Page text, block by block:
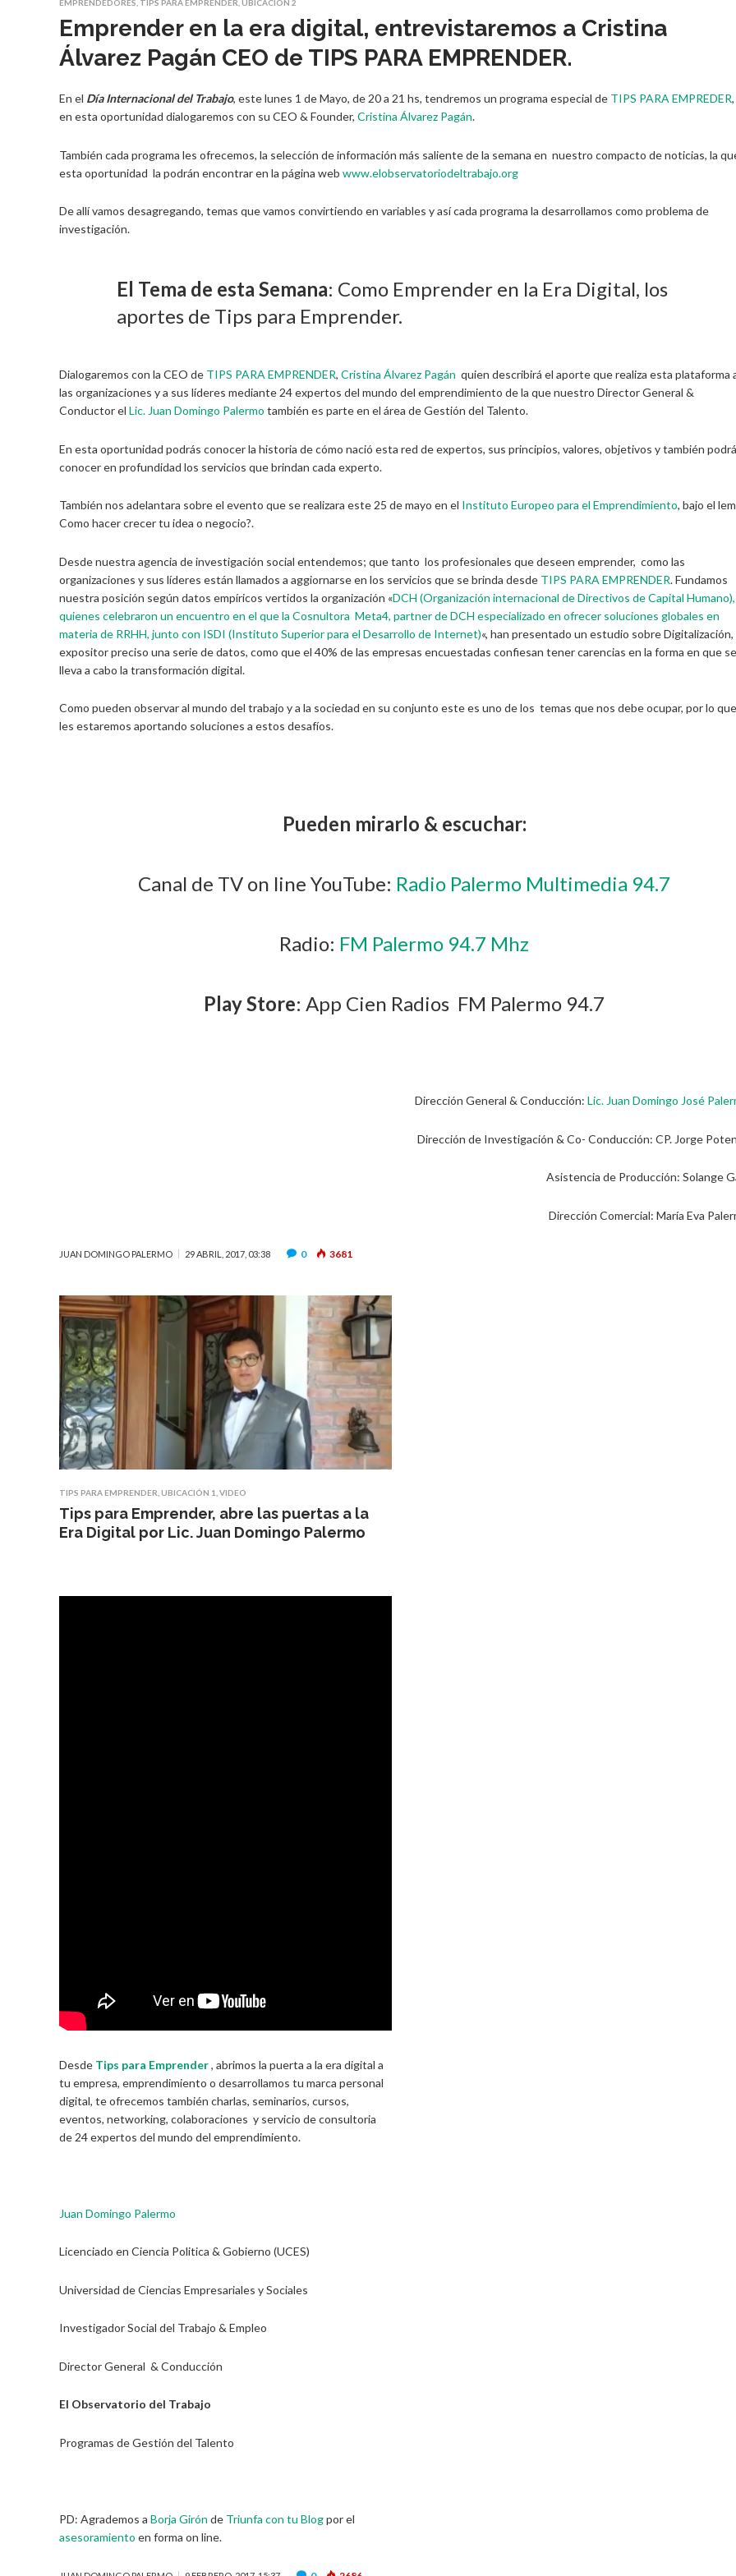
EMPRENDEDORES TIPS PARA EMPRENDER UBICACIÓN 2
Emprender en la era digital, entrevistaremos a Cristina
Álvarez Pagán CEO de TIPS PARA EMPRENDER.
En el Día Internacional del Trabajo, este lunes 1 de Mayo, de 20 a 21 hs, tendremos un programa especial de TIPS PARA EMPREDER,
en esta oportunidad dialogaremos con su CEO & Founder, Cristina Álvarez Pagán.
También cada programa les ofrecemos, la selección de información más saliente de la semana en nuestro compacto de noticias, la
esta oportunidad la podrán encontrar en la página web www.elobservatoriodeltrabajo.org
De allí vamos desagregando, temas que vamos convirtiendo en variables y así cada programa la desarrollamos como problema de
investigación.
El Tema de esta Semana: Como Emprender en la Era Digital, los
aportes de Tips para Emprender.
Dialogaremos con la CEO de TIPS PARA EMPRENDER, Cristina Álvarez Pagán quien describirá el aporte que realiza esta plataforma
las organizaciones y a sus líderes mediante 24 expertos del mundo del emprendimiento de la que nuestro Director General &
Conductor el Lic. Juan Domingo Palermo también es parte en el área de Gestión del Talento.
En esta oportunidad podrás conocer la historia de cómo nació esta red de expertos, sus principios, valores, objetivos y también
conocer en profundidad los servicios que brindan cada experto.
También nos adelantara sobre el evento que se realizara este 25 de mayo en el Instituto Europeo para el Emprendimiento, bajo el
Como hacer crecer tu idea o negocio?.
Desde nuestra agencia de investigación social entendemos; que tanto los profesionales que deseen emprender, como las
organizaciones y sus líderes están llamados a aggiornarse en los servicios que se brinda desde TIPS PARA EMPRENDER. Fundamos
nuestra posición según datos empíricos vertidos la organización «DCH (Organización internacional de Directivos de Capital Humano),
quienes celebraron un encuentro en el que la Cosnultora Meta4, partner de DCH especializado en ofrecer soluciones globales en
materia de RRHH, junto con ISDI (Instituto Superior para el Desarrollo de Internet)«, han presentado un estudio sobre Digitalización,
expositor preciso una serie de datos, como que el 40% de las empresas encuestadas confiesan tener carencias en la forma en que se
lleva a cabo la transformación digital.
Como pueden observar al mundo del trabajo y a la sociedad en su conjunto este es uno de los temas que nos debe ocupar, por lo que
les estaremos aportando soluciones a estos desafíos.
Pueden mirarlo & escuchar:
Canal de TV on line YouTube: Radio Palermo Multimedia 94.7
Radio: FM Palermo 94.7 Mhz
Play Store: App Cien Radios FM Palermo 94.7
Dirección General & Conducción: Lic. Juan Domingo José
Dirección de Investigación & Co- Conducción: CP. Jorge
Asistencia de Producción: Solange
Dirección Comercial: María Eva
JUAN DOMINGO PALERMO 29 ABRIL, 2017, 03:38 0 3681
TIPS PARA EMPRENDER UBICACIÓN 1 VIDEO
Tips para Emprender, abre las puertas a la
Era Digital por Lic. Juan Domingo Palermo
Desde Tips para Emprender, abrimos la puerta a la era digital a
tu empresa, emprendimiento o desarrollamos tu marca personal
digital, te ofrecemos también charlas, seminarios, cursos,
eventos, networking, colaboraciones y servicio de consultoria
de 24 expertos del mundo del emprendimiento.
Juan Domingo Palermo
Licenciado en Ciencia Politica & Gobierno (UCES)
Universidad de Ciencias Empresariales y Sociales
Investigador Social del Trabajo & Empleo
Director General & Conducción
El Observatorio del Trabajo
Programas de Gestión del Talento
PD: Agrademos a Borja Girón de Triunfa con tu Blogpor el
asesoramiento en forma on line.